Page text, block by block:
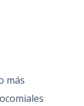
más